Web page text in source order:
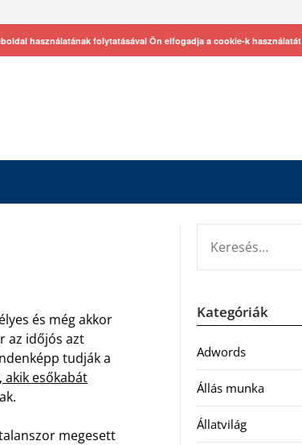
és még akkor
az időjós azt
tudják a
esőkabát
megesett
Kategóriák
Adwords
Állás munka
Állatvilág
használatának folytatásával Ön elfogadja a cookie-k használatát